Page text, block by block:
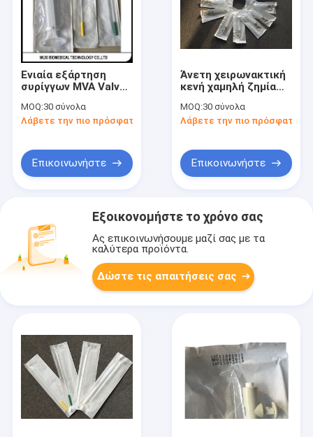
Ενιαία εξάρτηση
συρίγγων MVA Valved
για την άμβλωση
μέσα σε 10
MOQ:30 σύνολα
Λάβετε την πιο πρόσφατη τιμή
Επικοινωνήστε
Άνετη χειρωνακτική
κενή χαμηλή ζημία
φιλοδοξίας
τηλεοπτική ψηφιακή
MOQ:30 σύνολα
Λάβετε την πιο πρόσφατη
Επικοινωνήστε
Εξοικονομήστε το χρόνο σας
Ας επικοινωνήσουμε μαζί σας με τα
καλύτερα προϊόντα.
Δώστε τις απαιτήσεις σας